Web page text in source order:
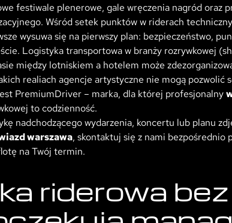
festiwale plenerowe, gale wręczenia nagród oraz
Wśród setek punktów w riderach
wysuwa się na pierwszy plan: bezpieczeństwo,
Logistyka transportowa w branży rozrywkowej
między lotniskiem a hotelem może
realiach agencje artystyczne nie mogą pozwolić
PremiumDriver – marka, dla której profesjonalny
to codzienność.
nadchodzącego wydarzenia, koncertu lub planu
warszawa, skontaktuj się z nami bezpośrednio
na Twój termin.
riderowa